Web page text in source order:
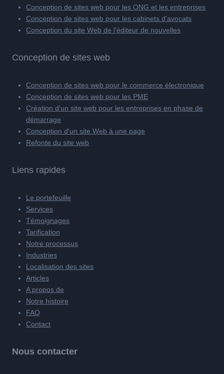
Conception de sites web pour les ONG et les entreprises
Conception de sites web pour les cabinets d'avocats
Conception du site Web de l'éditeur de nouvelles
Conception de sites web
Conception de sites web pour le commerce électronique
Conception de sites web pour les PME
Création d'un site web pour les entreprises en phase de
démarrage
Conception d'un site Web à une page
Refonte du site web
Liens rapides
Le portefeuille
Services
Témoignages
Tarification
Notre processus
Industries
Localisation des sites
Articles
A propos de
Notre histoire
FAQ
Contact
Nous contacter